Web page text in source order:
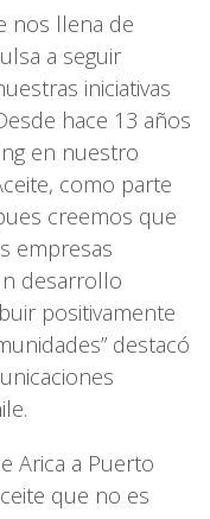
nos llena de
a seguir
iniciativas
hace 13 años
en nuestro
como parte
creemos que
empresas
desarrollo
positivamente
destacó
Arica a Puerto
que no es